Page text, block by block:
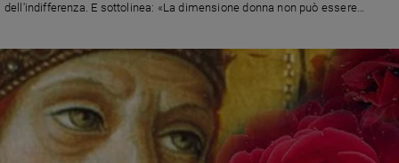
dell'indifferenza. E sottolinea: «La dimensione donna non può essere
pastorali delle parrocchie, mondo dei media»